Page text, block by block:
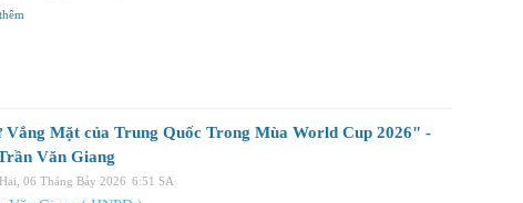
Vắng Mặt của Trung Quốc Trong Mùa World Cup 2026" -
Văn Giang
06 Tháng Bảy 2026 6:51 SA